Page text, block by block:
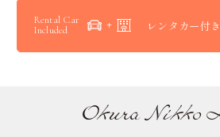
Rental Car
Included
レンタカー付き